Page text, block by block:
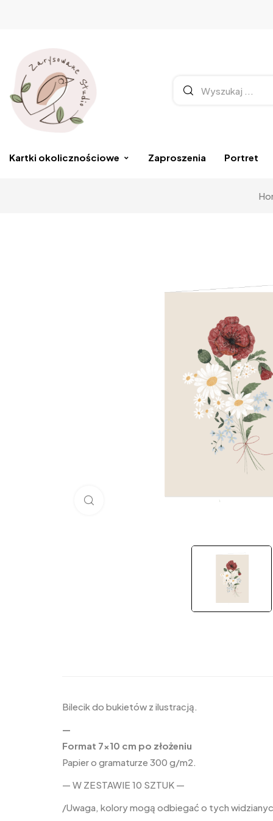
Kartki okolicznościowe Zaproszenia Portret
Bilecik do bukietów z ilustracją.
—
Format 7×10 cm po złożeniu
Papier o gramaturze 300 g/m2.
— W ZESTAWIE 10 SZTUK —
/Uwaga, kolory mogą odbiegać o tych